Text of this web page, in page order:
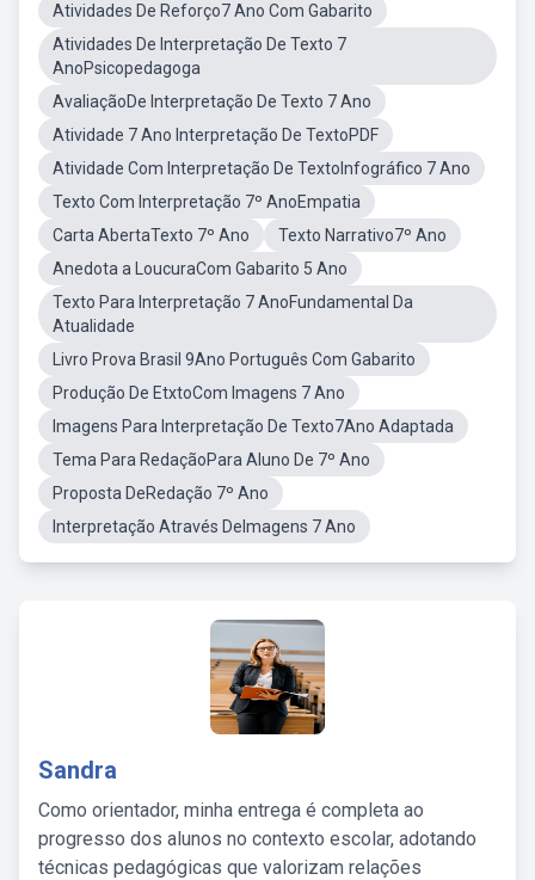
Atividades De Reforço7 Ano Com Gabarito
Atividades De Interpretação De Texto 7
AnoPsicopedagoga
AvaliaçãoDe Interpretação De Texto 7 Ano
Atividade 7 Ano Interpretação De TextoPDF
Atividade Com Interpretação De TextoInfográfico 7 Ano
Texto Com Interpretação 7º AnoEmpatia
Carta AbertaTexto 7º Ano
Texto Narrativo7º Ano
Anedota a LoucuraCom Gabarito 5 Ano
Texto Para Interpretação 7 AnoFundamental Da
Atualidade
Livro Prova Brasil 9Ano Português Com Gabarito
Produção De EtxtoCom Imagens 7 Ano
Imagens Para Interpretação De Texto7Ano Adaptada
Tema Para RedaçãoPara Aluno De 7º Ano
Proposta DeRedação 7º Ano
Interpretação Através DeImagens 7 Ano
Sandra
Como orientador, minha entrega é completa ao
progresso dos alunos no contexto escolar, adotando
técnicas pedagógicas que valorizam relações